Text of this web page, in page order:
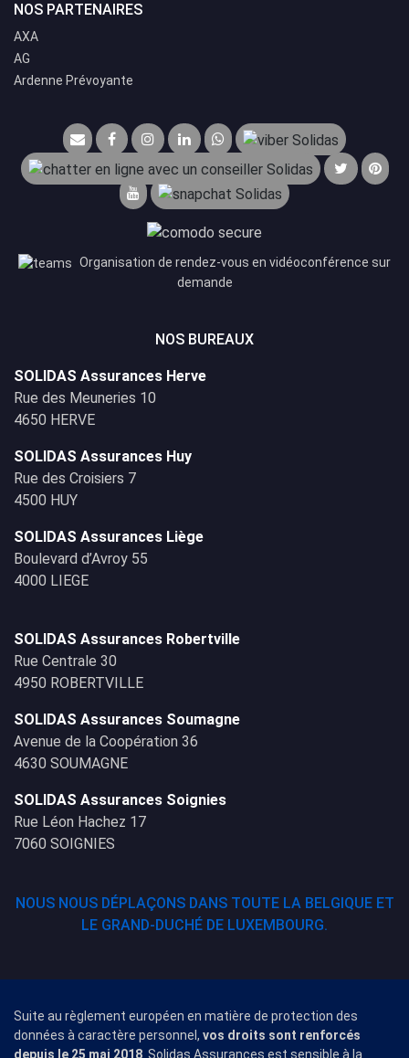
NOS PARTENAIRES
AXA
AG
Ardenne Prévoyante
Organisation de rendez-vous en vidéoconférence sur
demande
NOS BUREAUX
SOLIDAS Assurances Herve
Rue des Meuneries 10
4650 HERVE
SOLIDAS Assurances Huy
Rue des Croisiers 7
4500 HUY
SOLIDAS Assurances Liège
Boulevard d’Avroy 55
4000 LIEGE
SOLIDAS Assurances Robertville
Rue Centrale 30
4950 ROBERTVILLE
SOLIDAS Assurances Soumagne
Avenue de la Coopération 36
4630 SOUMAGNE
SOLIDAS Assurances Soignies
Rue Léon Hachez 17
7060 SOIGNIES
NOUS NOUS DÉPLAÇONS DANS TOUTE LA BELGIQUE ET
LE GRAND-DUCHÉ DE LUXEMBOURG.
Suite au règlement européen en matière de protection des
données à caractère personnel, vos droits sont renforcés
depuis le 25 mai 2018 . Solidas Assurances est sensible à la